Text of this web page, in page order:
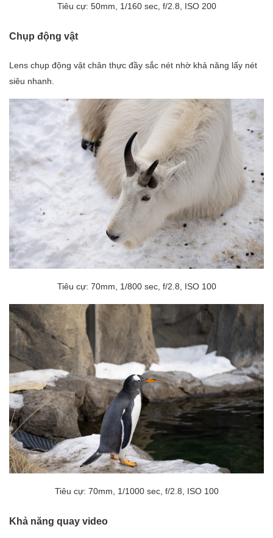
Tiêu cự: 50mm, 1/160 sec, f/2.8, ISO 200
Chụp động vật
Lens chụp động vật chân thực đầy sắc nét nhờ khả năng lấy nét
siêu nhanh.
Tiêu cự: 70mm, 1/800 sec, f/2.8, ISO 100
Tiêu cự: 70mm, 1/1000 sec, f/2.8, ISO 100
Khả năng quay video